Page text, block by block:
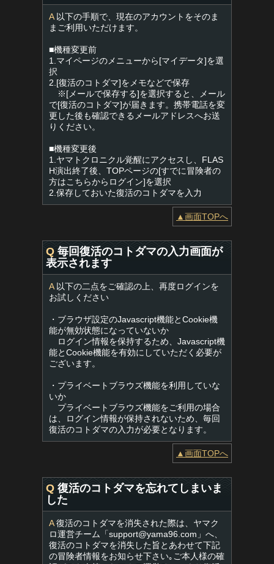
A以下の手順で、現在のアカウントをそのま
まご利用いただけます。
■機種変更前
1.マイページのメニューから[マイデータ]を選
択
2.[復活のコトダマ]をメモなどで保存
※[メールで保存する]を選択すると、メール
で[復活のコトダマ]が届きます。携帯電話を変
更した後も確認できるメールアドレスへお送
りください。
■機種変更後
1.ヤマトクロニクル覚醒にアクセスし、FLAS
H演出終了後、TOPページの[すでに冒険者の
方はこちらからログイン]を選択
2.保存しておいた復活のコトダマを入力
▲画面TOPへ
Q 毎回復活のコトダマの入力画面が
表示されます
A以下の二点をご確認の上、再度ログインを
お試しください
・ブラウザ設定のJavascript機能とCookie機
能が無効状態になっていないか
ログイン情報を保持するため、Javascript機
能とCookie機能を有効にしていただく必要が
ございます。
・プライベートブラウズ機能を利用していな
いか
プライベートブラウズ機能をご利用の場合
は、ログイン情報が保持されないため、毎回
復活のコトダマの入力が必要となります。
▲画面TOPへ
Q 復活のコトダマを忘れてしまいま
した
A復活のコトダマを消失された際は、ヤマク
ロ運営チーム「support@yama96.com 」へ、
復活のコトダマを消失した旨とあわせて下記
の冒険者情報をお知らせ下さい｡ご本人様の確